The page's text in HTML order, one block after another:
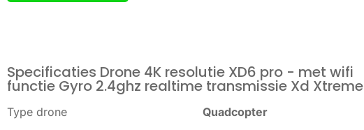
Specificaties Drone 4K resolutie XD6 pro - met wifi
functie Gyro 2.4ghz realtime transmissie Xd Xtreme
Type drone Quadcopter